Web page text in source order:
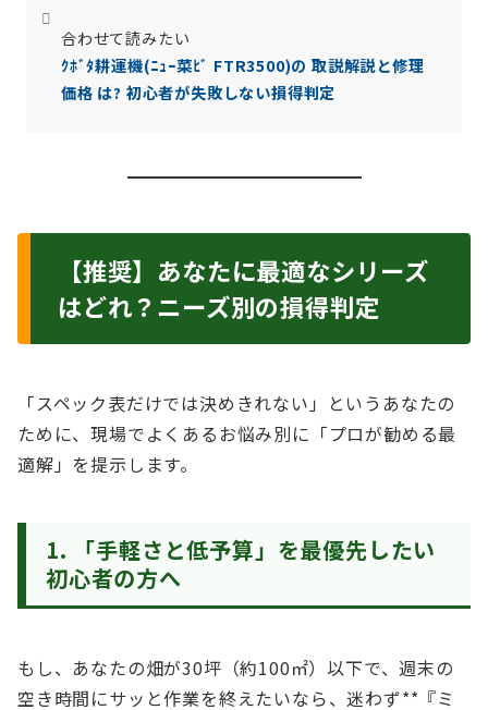
合わせて読みたい
ｸﾎﾞﾀ耕運機(ﾆｭｰ菜ﾋﾞ FTR3500)の 取説解説と修理
価格 は? 初心者が失敗しない損得判定
【推奨】あなたに最適なシリーズ
はどれ？ニーズ別の損得判定
「スペック表だけでは決めきれない」というあなたの
ために、現場でよくあるお悩み別に「プロが勧める最
適解」を提示します。
1. 「手軽さと低予算」を最優先したい
初心者の方へ
もし、あなたの畑が30坪（約100㎡）以下で、週末の
空き時間にサッと作業を終えたいなら、迷わず**『ミ